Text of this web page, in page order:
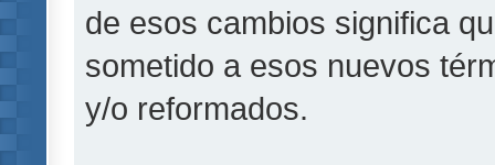
de esos cambios significa
sometido a esos nuevos
y/o reformados.